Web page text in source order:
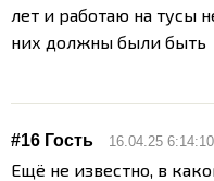
лет и работаю на тусы
них должны были быть
#16 Гость 16.04.25
Ещё не известно, в